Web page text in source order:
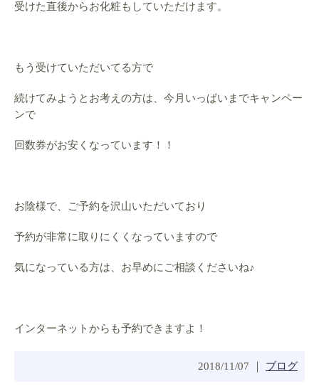
受けた直後からお化粧もしていただけます。
もう受けていただいてる方で
続けてみようとお考えの方は、今月いっぱいまでキャンペー
ンで
回数券がお安くなっています！！
お陰様で、ご予約を沢山いただいており
予約が非常に取りにくくなっていますので
気になっている方は、お早めにご相談くださいね♪
インターネットからも予約できますよ！
2018/11/07 ｜ ブログ